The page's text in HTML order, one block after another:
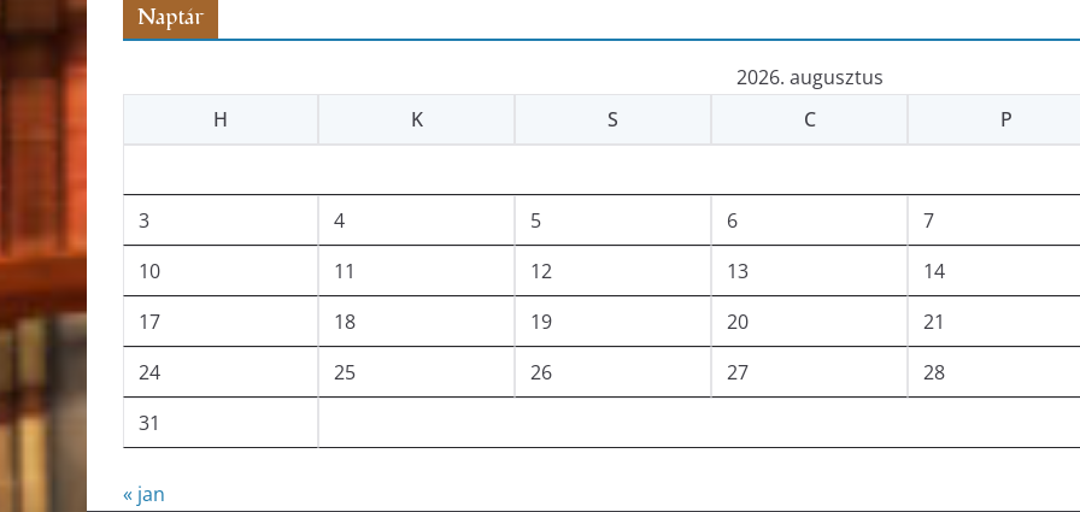
Naptár
2026. augusztus
H
K S C P
3
4 5 6 7
10
11 12 13 14
17
18 19 20 21
24
25 26 27 28
31
« jan